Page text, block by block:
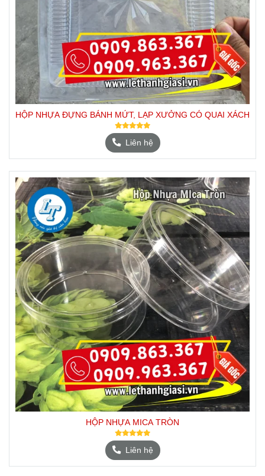
HỘP NHỰA ĐỰNG BÁNH MỨT, LẠP XƯỞNG CÓ QUAI XÁCH
Liên hệ
HỘP NHỰA MICA TRÒN
Liên hệ